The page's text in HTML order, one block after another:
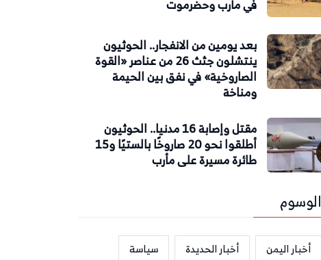
في مأرب وحضرموت
بعد يومين من الانفجار.. الحوثيون
ينتشلون جثث 26 من عناصر «القوة
الصاروخية» في نفق بين الحيمة
ومناخة
مقتل وإصابة 16 مدنيا.. الحوثيون
أطلقوا نحو 20 صاروخًا بالستيًا و15
طائرة مسيرة على مأرب
الوسوم
أخبار اليمن أخبار الحديدة
سياسة